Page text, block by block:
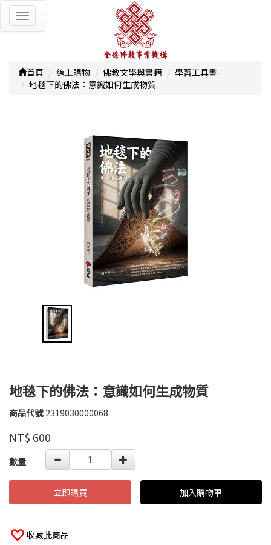
Toggle
navigation
首頁 線上購物 佛教文學與書籍
學習工具書
地毯下的佛法：意識如何生成物質
地毯下的佛法：意識如何生成物質
商品代號 2319030000068
2319030000068
品牌
紅
螞
蟻
NT$ 600
GOODS000000000000004208001
數量
立即購買 加入購物車
收藏此商品